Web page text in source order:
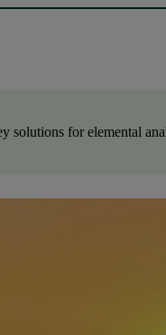
solutions for elemental